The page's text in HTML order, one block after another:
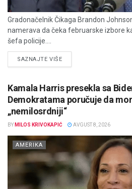
Gradonačelnik Čikaga Brandon
namerava da čeka februarske izbore
šefa policije....
SAZNAJTE VIŠEDETAILS
Kamala Harris presekla sa
Demokratama poručuje da
„nemilosrdniji“
BY MILOS KRIVOKAPIĆ AVGUST 8, 2026
AMERIKA